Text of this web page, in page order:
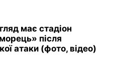
має стадіон
після
атаки (фото, відео)